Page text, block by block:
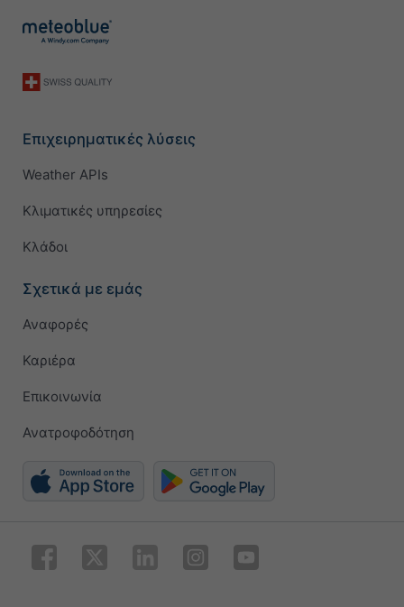
Επιχειρηματικές λύσεις
Weather APIs
Κλιματικές υπηρεσίες
Κλάδοι
Σχετικά με εμάς
Αναφορές
Καριέρα
Επικοινωνία
Ανατροφοδότηση